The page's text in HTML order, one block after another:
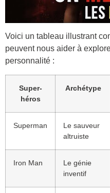
Voici un tableau illustrant
peuvent nous aider à
personnalité :
Super-
héros
Archétype
Superman
Le sauveur
altruiste
Iron Man
Le génie
inventif